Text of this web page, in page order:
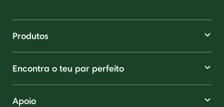
Produtos
Encontra o teu par perfeito
Apoio